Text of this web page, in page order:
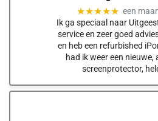
★★★★★ een
Ik ga speciaal naar
service en zeer goed
en heb een refurbished
had ik weer een nieuwe,
screenprotector,